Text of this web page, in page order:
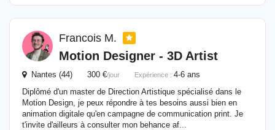
Francois M.
Motion Designer - 3D Artist
Nantes (44) 300 €/jour Expérience : 4-6 ans
Diplômé d'un master de Direction Artistique spécialisé dans le
Motion Design, je peux répondre à tes besoins aussi bien en
animation digitale qu'en campagne de communication print. Je
t'invite d'ailleurs à consulter mon behance af...